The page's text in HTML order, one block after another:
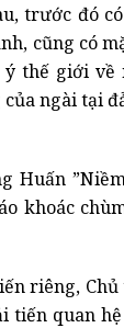
trước đó
cũng có
thế giới về
ngài tại
Huấn
khoác
riêng,
quan